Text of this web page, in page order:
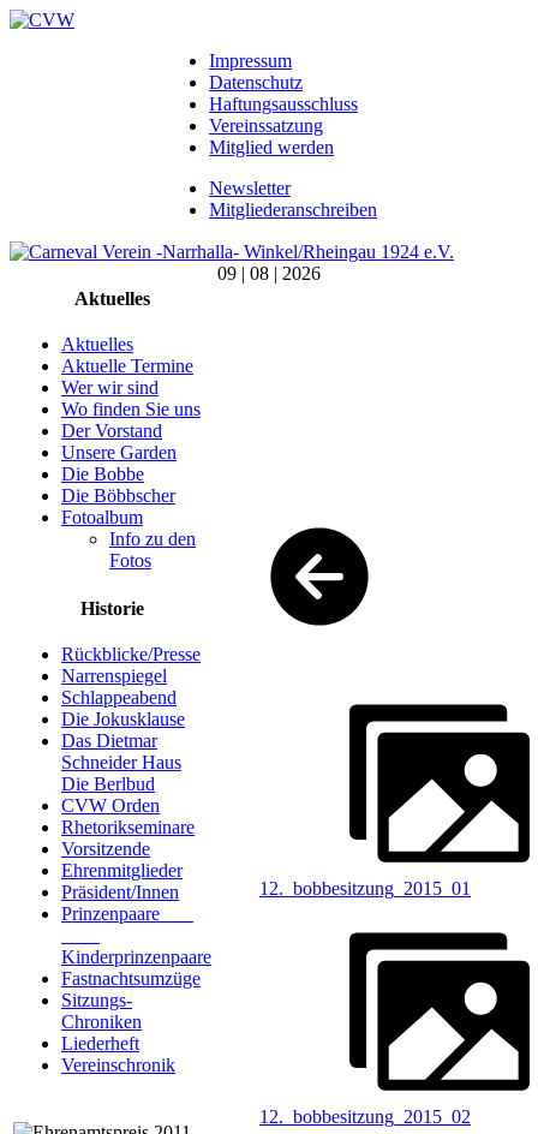
Impressum
Datenschutz
Haftungsausschluss
Vereinssatzung
Mitglied werden
Newsletter
Mitgliederanschreiben
09 | 08 | 2026
Aktuelles
Aktuelles
Aktuelle Termine
Wer wir sind
Wo finden Sie uns
Der Vorstand
Unsere Garden
Die Bobbe
Die Böbbscher
Fotoalbum
Info zu den
Fotos
Historie
Rückblicke/Presse
Narrenspiegel
Schlappeabend
Die Jokusklause
Das Dietmar
Schneider Haus
Die Berlbud
CVW Orden
Rhetorikseminare
Vorsitzende
Ehrenmitglieder
Präsident/Innen
Prinzenpaare
Kinderprinzenpaare
Fastnachtsumzüge
Sitzungs-
Chroniken
Liederheft
Vereinschronik
12._bobbesitzung_2015_01
12._bobbesitzung_2015_02